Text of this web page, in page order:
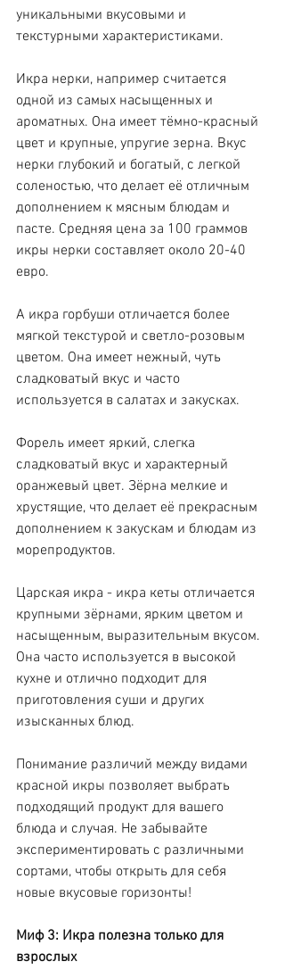
уникальными вкусовыми и
текстурными характеристиками.
Икра нерки, например считается
одной из самых насыщенных и
ароматных. Она имеет тёмно-красный
цвет и крупные, упругие зерна. Вкус
нерки глубокий и богатый, с легкой
соленостью, что делает её отличным
дополнением к мясным блюдам и
пасте. Средняя цена за 100 граммов
икры нерки составляет около 20-40
евро.
А икра горбуши отличается более
мягкой текстурой и светло-розовым
цветом. Она имеет нежный, чуть
сладковатый вкус и часто
используется в салатах и закусках.
Форель имеет яркий, слегка
сладковатый вкус и характерный
оранжевый цвет. Зёрна мелкие и
хрустящие, что делает её прекрасным
дополнением к закускам и блюдам из
морепродуктов.
Царская икра - икра кеты отличается
крупными зёрнами, ярким цветом и
насыщенным, выразительным вкусом.
Она часто используется в высокой
кухне и отлично подходит для
приготовления суши и других
изысканных блюд.
Понимание различий между видами
красной икры позволяет выбрать
подходящий продукт для вашего
блюда и случая. Не забывайте
экспериментировать с различными
сортами, чтобы открыть для себя
новые вкусовые горизонты!
Миф 3: Икра полезна только для
взрослых